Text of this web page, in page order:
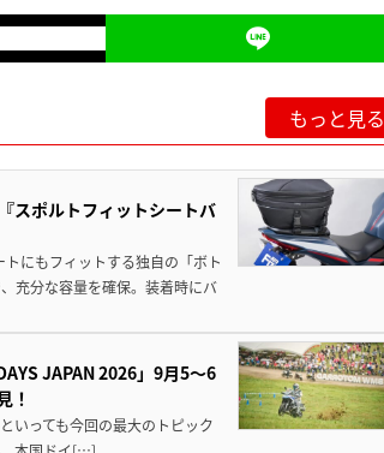
もっと見る
スポルトフィットシートバ
にもフィットする独自の「ボト
充分な容量を確保。装着時にバ
JAPAN 2026」9月5〜6
！
いっても今回の最大のトピック